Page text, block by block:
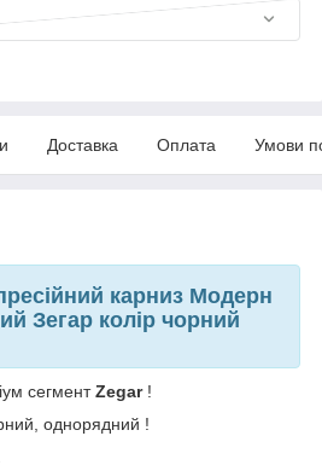
Доставка Оплата Умови
карниз Модерн
Зегар колір чорний
сегментZegar!
однорядний !